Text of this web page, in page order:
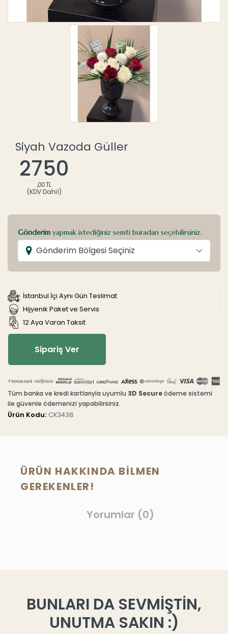
Siyah Vazoda Güller
2750
,00 TL
(KDV Dahil)
Gönderim yapmak istediğiniz semti buradan seçebilirsiniz.
Gönderim Bölgesi Seçiniz
İstanbul İçi Aynı Gün Teslimat
Hijyenik Paket ve Servis
12 Aya Varan Taksit
Sipariş Ver
Tüm banka ve kredi kartlarıyla uyumlu 3D Secureödeme sistemi
ile güvenle ödemenizi yapabilirsiniz.
Ürün Kodu: CK3438
ÜRÜN HAKKINDA BILMEN
GEREKENLER!
Yorumlar (0)
BUNLARI DA SEVMİŞTİN,
UNUTMA SAKIN :)